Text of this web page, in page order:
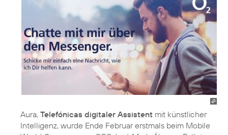
Aura, Telefónicas digitaler Assistent mit künstlicher
Intelligenz, wurde Ende Februar erstmals beim Mobile